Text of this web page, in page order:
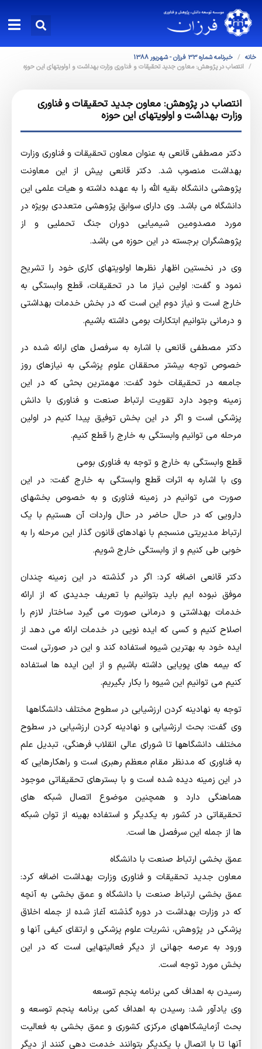
خانه
خبرنامه شماره 33 فرزان - شهریور 1388
انتصاب در پژوهش: معاون جدید تحقیقات و فناوری وزارت بهداشت و اولویتهای این حوزه
انتصاب در پژوهش: معاون جدید تحقیقات و فناوری
وزارت بهداشت و اولویتهای این حوزه
دکتر مصطفی قانعی به عنوان معاون تحقیقات و فناوری وزارت
بهداشت منصوب شد. دکتر قانعی پیش از این معاونت
پژوهشی دانشگاه بقیه الله را به عهده داشته و هیات علمی این
دانشگاه می باشد. وی دارای سوابق پژوهشی متعددی بویژه در
مورد مصدومین شیمیایی دوران جنگ تحملیی و از
پژوهشگران برجسته در این حوزه می باشد.
وی در نخستین اظهار نظرها اولویتهای کاری خود را تشریح
نمود و گفت: اولین نیاز ما در تحقیقات، قطع وابستگی به
خارج است و نیاز دوم این است که در بخش خدمات بهداشتی
و درمانی بتوانیم ابتکارات بومی داشته باشیم.
دکتر مصطفی قانعی با اشاره به سرفصل های ارائه شده در
خصوص توجه بیشتر محققان علوم پزشکی به نیازهای روز
جامعه در تحقیقات خود گفت: مهمترین بحثی که در این
زمینه وجود دارد تقویت ارتباط صنعت و فناوری با دانش
پزشکی است و اگر در این بخش توفیق پیدا کنیم در اولین
مرحله می توانیم وابستگی به خارج را قطع کنیم.
قطع وابستگی به خارج و توجه به فناوری بومی
وی با اشاره به اثرات قطع وابستگی به خارج گفت: در این
صورت می توانیم در زمینه فناوری و به خصوص بخشهای
دارویی که در حال حاضر در حال واردات آن هستیم با یک
ارتباط مدیریتی منسجم با نهادهای قانون گذار این مرحله را به
خوبی طی کنیم و از وابستگی خارج شویم.
دکتر قانعی اضافه کرد: اگر در گذشته در این زمینه چندان
موفق نبوده ایم باید بتوانیم با تعریف جدیدی که از ارائه
خدمات بهداشتی و درمانی صورت می گیرد ساختار لازم را
اصلاح کنیم و کسی که ایده نویی در خدمات ارائه می دهد از
ایده خود به بهترین شیوه استفاده کند و این در صورتی است
که بیمه های پویایی داشته باشیم و از این ایده ها استفاده
کنیم می توانیم این شیوه را بکار بگیریم.
توجه به نهادینه کردن ارزشیابی در سطوح مختلف دانشگاهها
وی گفت: بحث ارزشیابی و نهادینه کردن ارزشیابی در سطوح
مختلف دانشگاهها تا شورای عالی انقلاب فرهنگی، تبدیل علم
به فناوری که مدنظر مقام معظم رهبری است و راهکارهایی که
در این زمینه دیده شده است و با بسترهای تحقیقاتی موجود
هماهنگی دارد و همچنین موضوع اتصال شبکه های
تحقیقاتی در کشور به یکدیگر و استفاده بهینه از توان شبکه
ها از جمله این سرفصل ها است.
عمق بخشی ارتباط صنعت با دانشگاه
معاون جدید تحقیقات و فناوری وزارت بهداشت اضافه کرد:
عمق بخشی ارتباط صنعت با دانشگاه و عمق بخشی به آنچه
که در وزارت بهداشت در دوره گذشته آغاز شده از جمله اخلاق
پزشکی در پژوهش، نشریات علوم پزشکی و ارتقای کیفی آنها و
ورود به عرصه جهانی از دیگر فعالیتهایی است که در این
بخش مورد توجه است.
رسیدن به اهداف کمی برنامه پنجم توسعه
وی یادآور شد: رسیدن به اهداف کمی برنامه پنجم توسعه و
بحث آزمایشگاههای مرکزی کشوری و عمق بخشی به فعالیت
آنها تا با اتصال با یکدیگر بتوانند خدمت دهی کنند از دیگر